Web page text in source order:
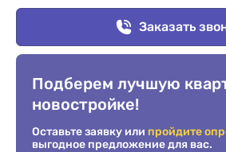
Заказать
Подберем лучшую
новостройке!
Оставьте заявку или пройдите
выгодное предложение для вас.